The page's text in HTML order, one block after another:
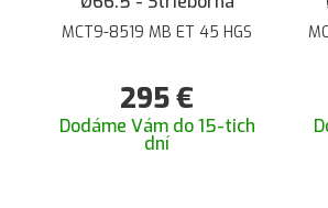
MCT9-8519 MB ET 45 HGS
295€
Dodáme Vám do 15-tich
dní